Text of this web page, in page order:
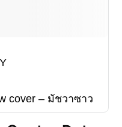
cover – มัชวาซาว